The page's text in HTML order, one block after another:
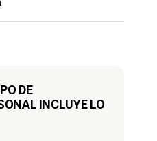
DE
INCLUYE LO